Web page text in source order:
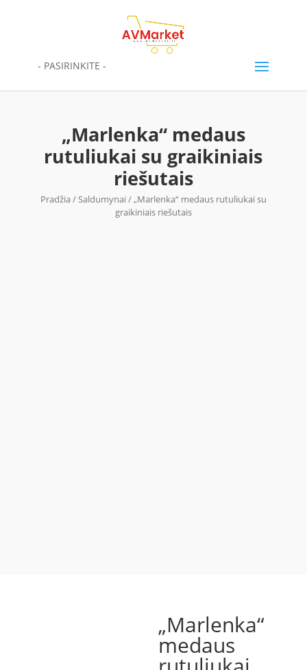
- PASIRINKITE -
„Marlenka“ medaus
rutuliukai su graikiniais
riešutais
Pradžia /Saldumynai / „Marlenka“ medaus rutuliukai su
graikiniais riešutais
„Marlenka“
medaus